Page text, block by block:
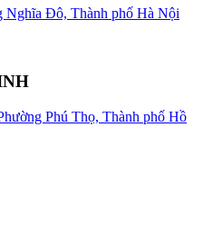
Nghĩa Đô, Thành phố Hà Nội
Phú Thọ, Thành phố Hồ